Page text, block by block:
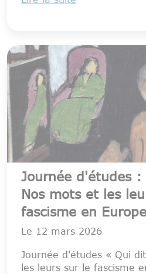
Journée d'études
Nos mots et les
fascisme en
Le 12 mars 2026
Journée d'études « Qui
les leurs sur le fascisme